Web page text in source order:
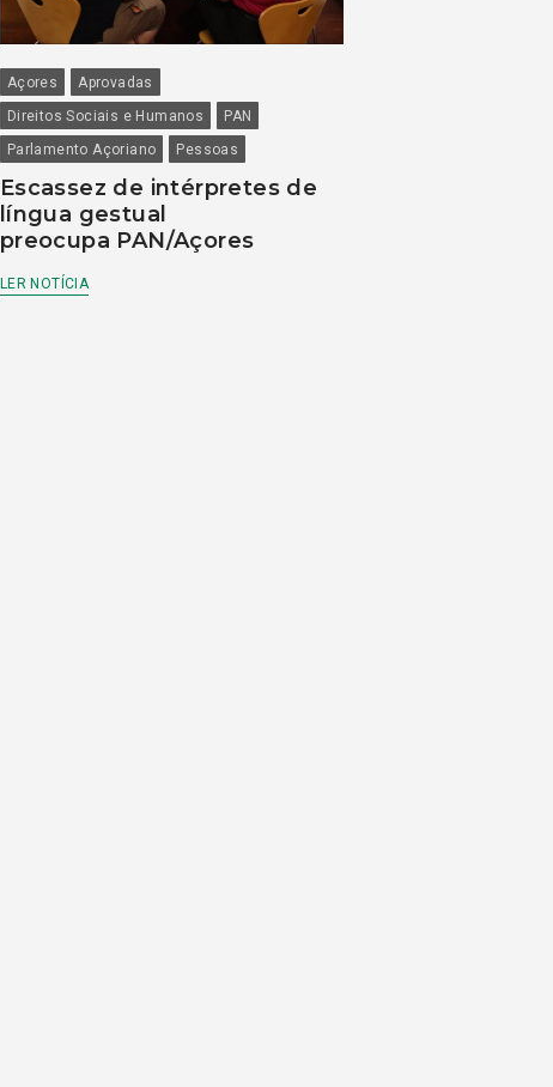
Açores
Aprovadas
Direitos Sociais e Humanos
PAN
Parlamento Açoriano
Pessoas
Escassez de intérpretes de
língua gestual
preocupa PAN/Açores
LER NOTÍCIA